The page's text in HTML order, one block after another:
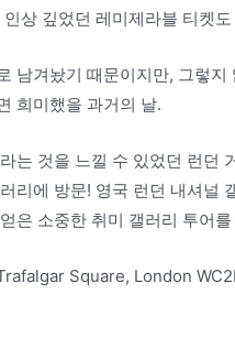
상 깊었던 레미제라블 티켓
남겨놨기 때문이지만, 그렇
희미했을 과거의 날.
는 것을 느낄 수 있었던 런던
리에 방문! 영국 런던 내셔널
은 소중한 취미 갤러리 투어
Square, London